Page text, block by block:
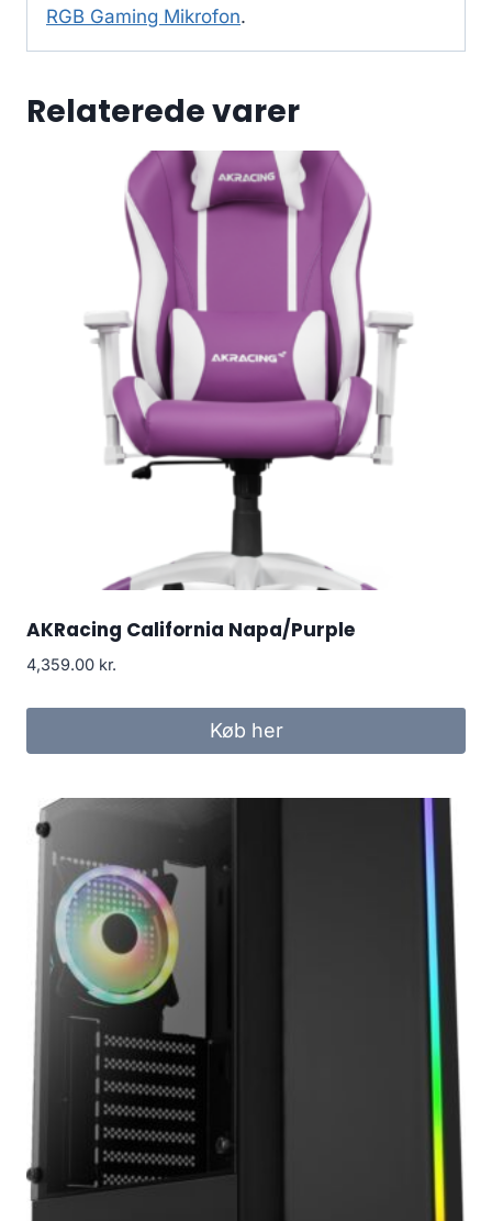
RGB Gaming Mikrofon.
Relaterede varer
AKRacing California Napa/Purple
4,359.00 kr.
Køb her